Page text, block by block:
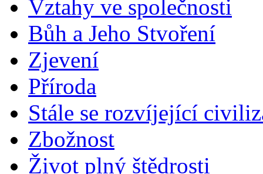
Vztahy ve společnosti
Bůh a Jeho Stvoření
Zjevení
Příroda
Stále se rozvíjející
Zbožnost
Život plný štědrosti